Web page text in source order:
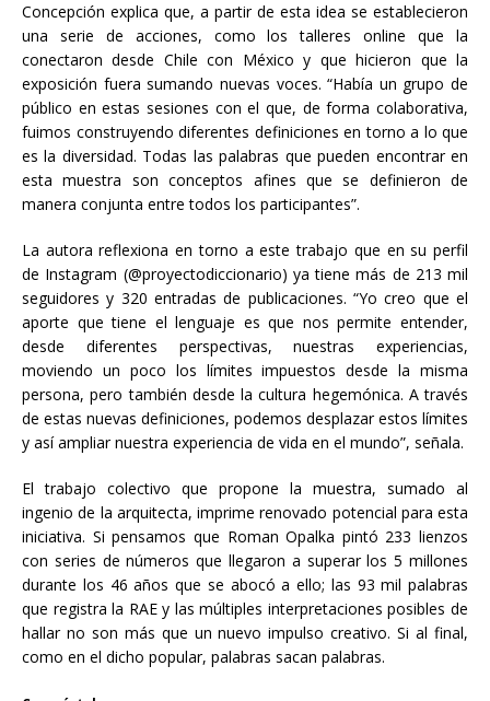
Concepción explica que, a partir de esta idea se establecieron
una serie de acciones, como los talleres online que la
conectaron desde Chile con México y que hicieron que la
exposición fuera sumando nuevas voces. “Había un grupo de
público en estas sesiones con el que, de forma colaborativa,
fuimos construyendo diferentes definiciones en torno a lo que
es la diversidad. Todas las palabras que pueden encontrar en
esta muestra son conceptos afines que se definieron de
manera conjunta entre todos los participantes”.
La autora reflexiona en torno a este trabajo que en su perfil
de Instagram (@proyectodiccionario) ya tiene más de 213 mil
seguidores y 320 entradas de publicaciones. “Yo creo que el
aporte que tiene el lenguaje es que nos permite entender,
desde diferentes perspectivas, nuestras experiencias,
moviendo un poco los límites impuestos desde la misma
persona, pero también desde la cultura hegemónica. A través
de estas nuevas definiciones, podemos desplazar estos límites
y así ampliar nuestra experiencia de vida en el mundo”, señala.
El trabajo colectivo que propone la muestra, sumado al
ingenio de la arquitecta, imprime renovado potencial para esta
iniciativa. Si pensamos que Roman Opalka pintó 233 lienzos
con series de números que llegaron a superar los 5 millones
durante los 46 años que se abocó a ello; las 93 mil palabras
que registra la RAE y las múltiples interpretaciones posibles de
hallar no son más que un nuevo impulso creativo. Si al final,
como en el dicho popular, palabras sacan palabras.